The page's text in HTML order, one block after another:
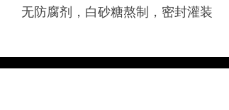
无防腐剂，白砂糖熬制，密封灌装